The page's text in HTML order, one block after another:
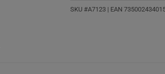
SKU #A7123 | EAN